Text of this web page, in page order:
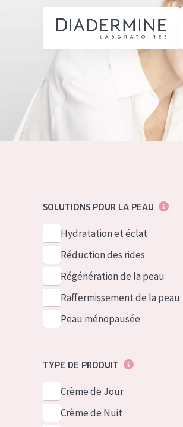
SOLUTIONS POUR LA PEAU
Hydratation et éclat
Réduction des rides
Peau ménopausée
ACCUEIL
Composition
À propos
SOLUTIONS POUR LA PEAU
Hydratation et éclat
Réduction des rides
Régénération de la peau
Raffermissement de la peau
Peau ménopausée
TYPE DE PRODUIT
Crème de Jour
Crème de Nuit